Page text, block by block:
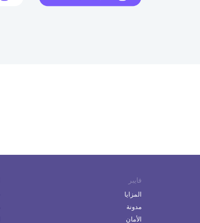
فايبر
المزايا
مدونة
الأمان